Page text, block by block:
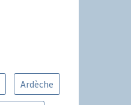
Ardèche